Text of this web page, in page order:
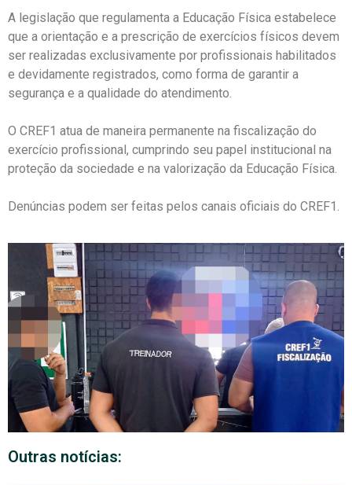
A legislação que regulamenta a Educação Física estabelece
que a orientação e a prescrição de exercícios físicos devem
ser realizadas exclusivamente por profissionais habilitados
e devidamente registrados, como forma de garantir a
segurança e a qualidade do atendimento.
O CREF1 atua de maneira permanente na fiscalização do
exercício profissional, cumprindo seu papel institucional na
proteção da sociedade e na valorização da Educação Física.
Denúncias podem ser feitas pelos canais oficiais do CREF1.
Outras notícias: